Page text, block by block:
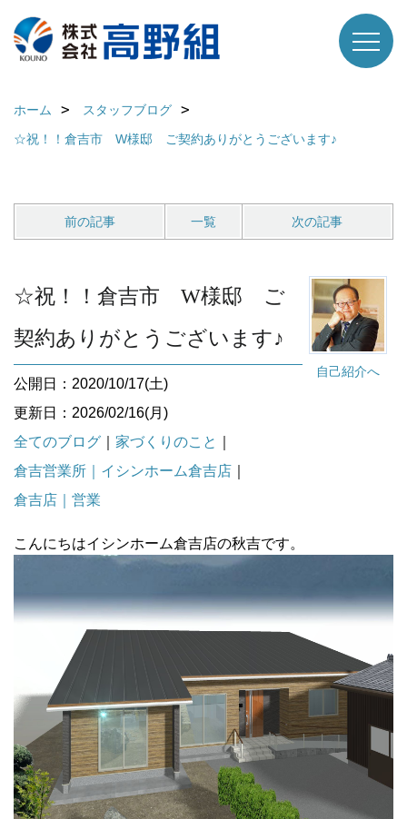
ホーム
スタッフブログ
☆祝！！倉吉市 W様邸 ご契約ありがとうございます♪
前の記事 一覧 次の記事
自己紹介へ
☆祝！！倉吉市 W様邸 ご
契約ありがとうございます♪
公開日：2020/10/17(土)
更新日：2026/02/16(月)
全てのブログ
家づくりのこと
倉吉営業所｜イシンホーム倉吉店
倉吉店｜営業
こんにちはイシンホーム倉吉店の秋吉です。